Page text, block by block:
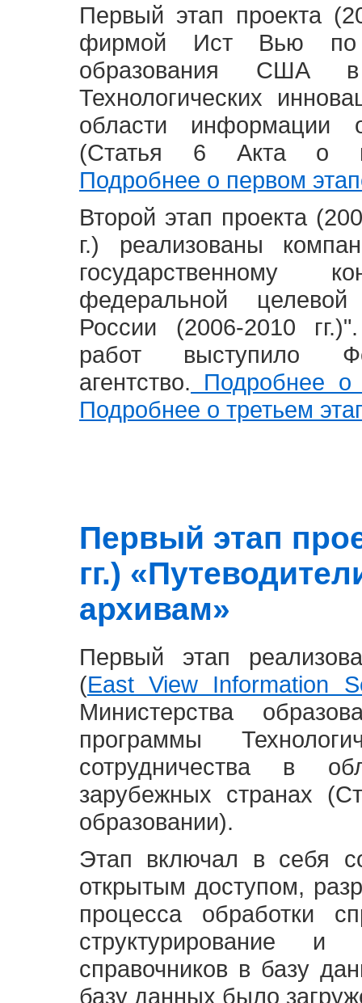
Первый этап проекта
фирмой Ист Вью по
образования США
Технологических
области информации
(Статья 6 Акта о
Подробнее о первом
Второй этап проекта
г.) реализованы
государственному
федеральной
России (2006-2010
работ выступило
агентство. Подробнее о
Подробнее о третьем
Первый этап
гг.)
архивам»
Первый этап
(East View Information
Министерства
программы
сотрудничества в
зарубежных странах
образовании).
Этап включал в себя
открытым доступом,
процесса обработки
структурирование и
справочников в базу
базу данных было